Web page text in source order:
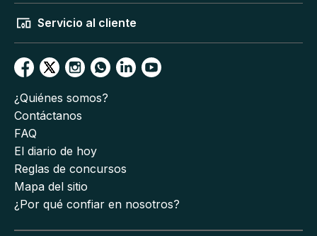
Servicio al cliente
¿Quiénes somos?
Contáctanos
FAQ
El diario de hoy
Reglas de concursos
Mapa del sitio
¿Por qué confiar en nosotros?